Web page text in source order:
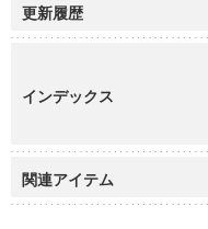
更新履歴
インデックス
関連アイテム